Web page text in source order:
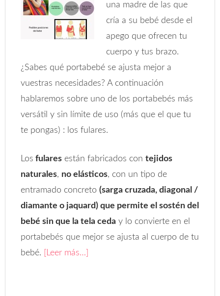
una madre de las que
cría a su bebé desde el
apego que ofrecen tu
cuerpo y tus brazo.
¿Sabes qué portabebé se ajusta mejor a
vuestras necesidades? A continuación
hablaremos sobre uno de los portabebés más
versátil y sin límite de uso (más que el que tu
te pongas) : los fulares.
Los fulares están fabricados contejidos
naturales, no elásticos, con un tipo de
entramado concreto(sarga cruzada, diagonal /
diamante o jaquard) que permite el sostén del
bebé sin que la tela ceda y lo convierte en el
portabebés que mejor se ajusta al cuerpo de tu
bebé.
[Leer más…]